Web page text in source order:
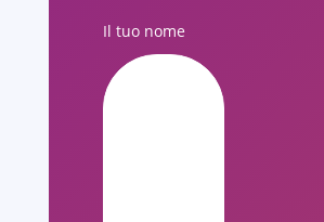
Il tuo nome